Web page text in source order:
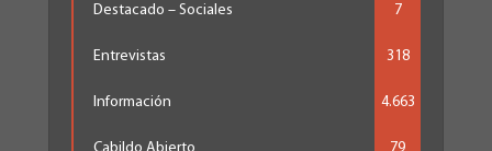
Destacado – Sociales 7
Entrevistas 318
Información 4.663